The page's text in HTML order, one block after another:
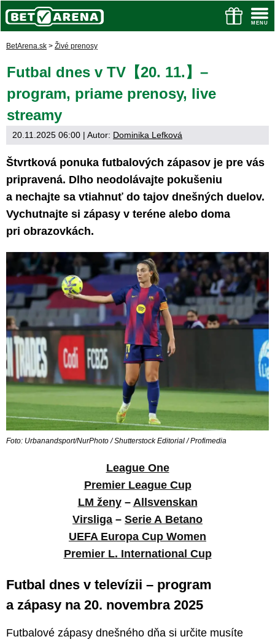
BetArena.sk > Živé prenosy
Futbal dnes v TV【20. 11.】–
program, priame prenosy, live
streamy
20.11.2025 06:00 | Autor: Dominika Lefková
Štvrtková ponuka futbalových zápasov je pre vás
pripravená. Dlho neodolávajte pokušeniu
a nechajte sa vtiahnuť do tajov dnešných duelov.
Vychutnajte si zápasy v teréne alebo doma
pri obrazovkách.
Foto: Urbanandsport/NurPhoto / Shutterstock Editorial / Profimedia
League One
Premier League Cup
LM ženy– Allsvenskan
Virsliga – Serie A Betano
UEFA Europa Cup Women
Premier L. International Cup
Futbal dnes v televízii – program
a zápasy na 20. novembra 2025
Futbalové zápasy dnešného dňa si určite musíte